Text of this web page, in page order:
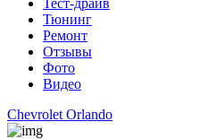
Тюнинг
Ремонт
Отзывы
Фото
Видео
Chevrolet Orlando